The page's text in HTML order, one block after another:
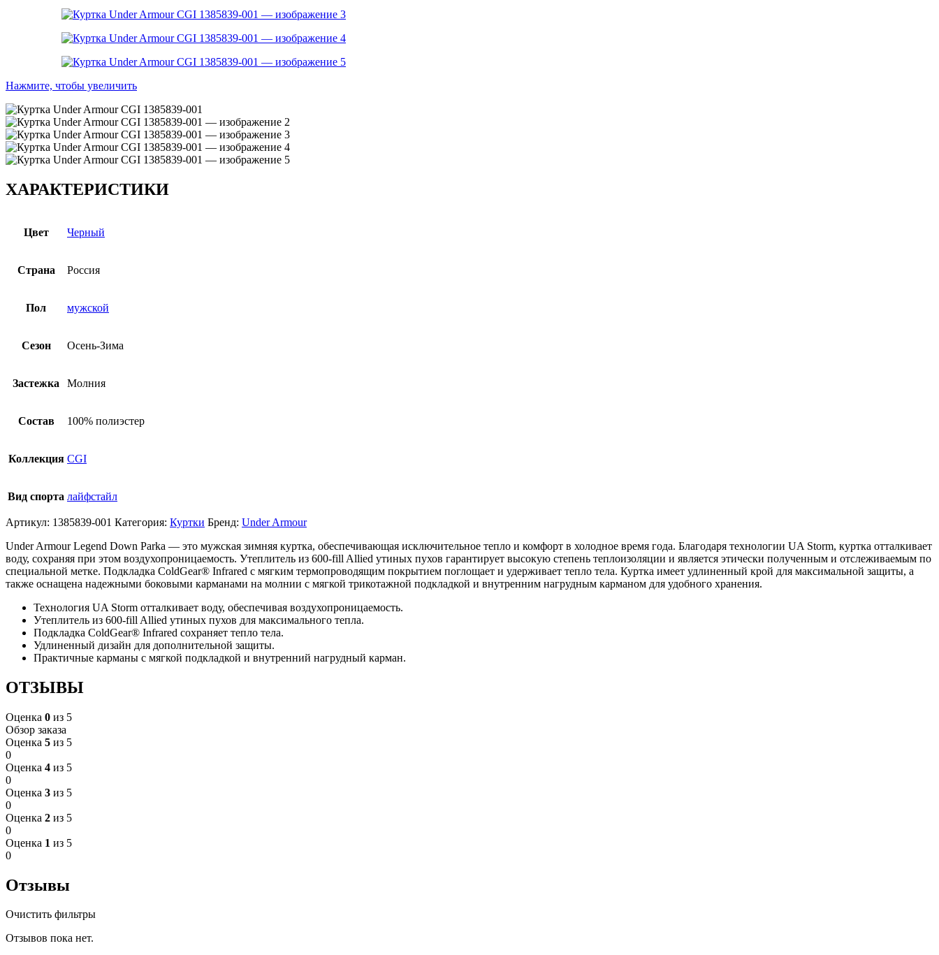
Нажмите, чтобы увеличить
ХАРАКТЕРИСТИКИ
Цвет Черный
Страна Россия
Пол мужской
Сезон Осень-Зима
Застежка Молния
Состав 100% полиэстер
Коллекция CGI
Вид спорта лайфстайл
Артикул: 1385839-001 Категория: Куртки Бренд: Under Armour
Under Armour Legend Down Parka — это мужская зимняя куртка, обеспечивающая исключительное тепло и комфорт в холодное время года. Благодаря технологии UA Storm, куртка отталкивает
воду, сохраняя при этом воздухопроницаемость. Утеплитель из 600-fill Allied утиных пухов гарантирует высокую степень теплоизоляции и является этически полученным и отслеживаемым по
специальной метке. Подкладка ColdGear® Infrared с мягким термопроводящим покрытием поглощает и удерживает тепло тела. Куртка имеет удлиненный крой для максимальной защиты, а
также оснащена надежными боковыми карманами на молнии с мягкой трикотажной подкладкой и внутренним нагрудным карманом для удобного хранения.
Технология UA Storm отталкивает воду, обеспечивая воздухопроницаемость.
Утеплитель из 600-fill Allied утиных пухов для максимального тепла.
Подкладка ColdGear® Infrared сохраняет тепло тела.
Удлиненный дизайн для дополнительной защиты.
Практичные карманы с мягкой подкладкой и внутренний нагрудный карман.
ОТЗЫВЫ
Оценка 0 из 5
Обзор заказа
Оценка 5 из 5
0
Оценка 4 из 5
0
Оценка 3 из 5
0
Оценка 2 из 5
0
Оценка 1 из 5
0
Отзывы
Очистить фильтры
Отзывов пока нет.